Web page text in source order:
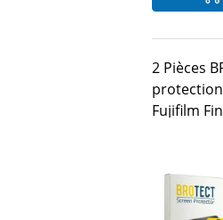
2 Pièces
Fujifilm